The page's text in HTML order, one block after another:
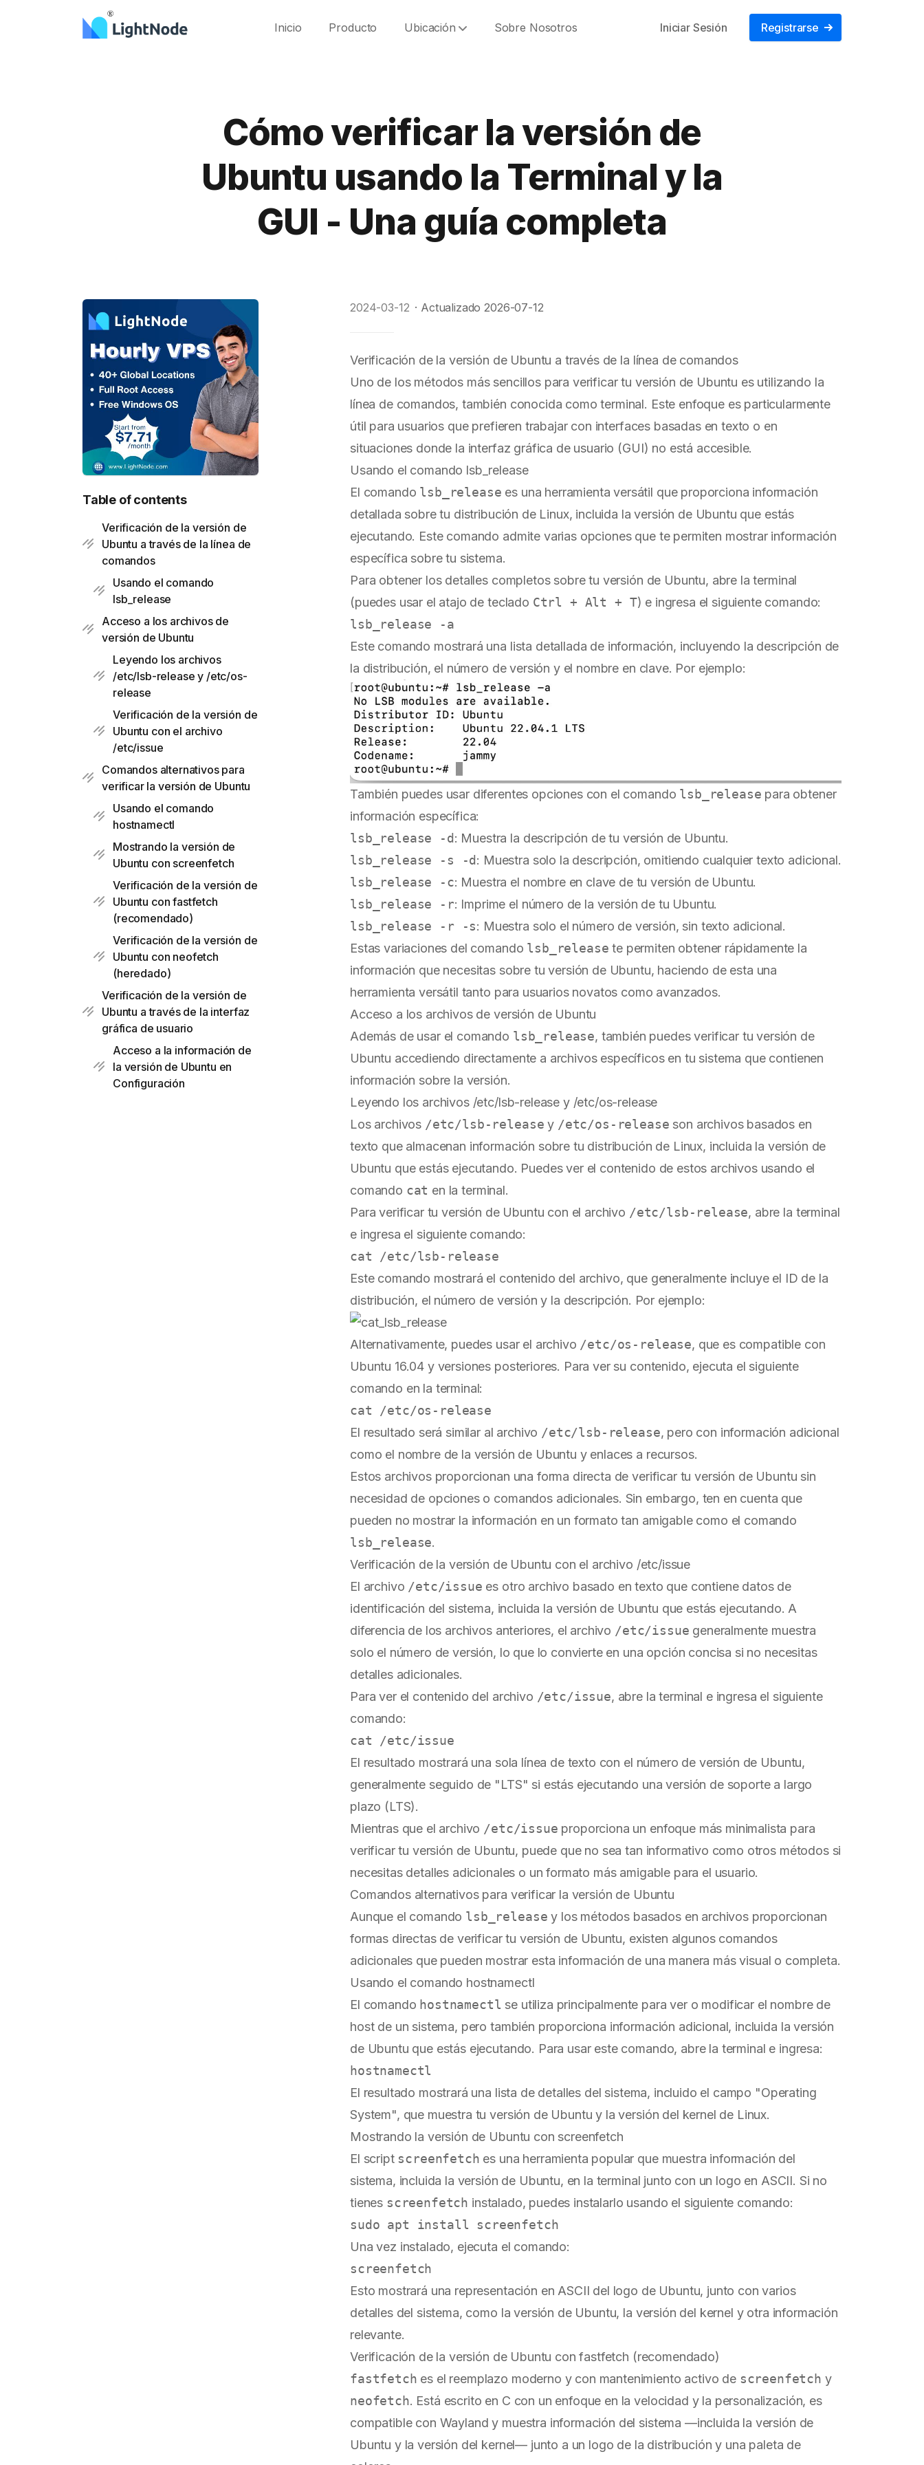
Inicio Producto Ubicación Sobre Nosotros Iniciar Sesión Registrarse
Cómo verificar la versión de
Ubuntu usando la Terminal y la
GUI - Una guía completa
Table of contents
Verificación de la versión de
Ubuntu a través de la línea de
comandos
Usando el comando
lsb_release
Acceso a los archivos de
versión de Ubuntu
Leyendo los archivos
/etc/lsb-release y /etc/os-
release
Verificación de la versión de
Ubuntu con el archivo
/etc/issue
Comandos alternativos para
verificar la versión de Ubuntu
Usando el comando
hostnamectl
Mostrando la versión de
Ubuntu con screenfetch
Verificación de la versión de
Ubuntu con fastfetch
(recomendado)
Verificación de la versión de
Ubuntu con neofetch
(heredado)
Verificación de la versión de
Ubuntu a través de la interfaz
gráfica de usuario
Acceso a la información de
la versión de Ubuntu en
Configuración
2024-03-12 · Actualizado 2026-07-12
Verificación de la versión de Ubuntu a través de la línea de comandos
Uno de los métodos más sencillos para verificar tu versión de Ubuntu es utilizando la
línea de comandos, también conocida como terminal. Este enfoque es particularmente
útil para usuarios que prefieren trabajar con interfaces basadas en texto o en
situaciones donde la interfaz gráfica de usuario (GUI) no está accesible.
Usando el comando lsb_release
El comando lsb_release es una herramienta versátil que proporciona información
detallada sobre tu distribución de Linux, incluida la versión de Ubuntu que estás
ejecutando. Este comando admite varias opciones que te permiten mostrar información
específica sobre tu sistema.
Para obtener los detalles completos sobre tu versión de Ubuntu, abre la terminal
(puedes usar el atajo de teclado Ctrl + Alt + T) e ingresa el siguiente comando:
Este comando mostrará una lista detallada de información, incluyendo la descripción de
la distribución, el número de versión y el nombre en clave. Por ejemplo:
También puedes usar diferentes opciones con el comando lsb_release para obtener
información específica:
lsb_release -d: Muestra la descripción de tu versión de Ubuntu.
lsb_release -s -d: Muestra solo la descripción, omitiendo cualquier texto adicional.
lsb_release -c: Muestra el nombre en clave de tu versión de Ubuntu.
lsb_release -r: Imprime el número de la versión de tu Ubuntu.
lsb_release -r -s: Muestra solo el número de versión, sin texto adicional.
Estas variaciones del comando lsb_release te permiten obtener rápidamente la
información que necesitas sobre tu versión de Ubuntu, haciendo de esta una
herramienta versátil tanto para usuarios novatos como avanzados.
Acceso a los archivos de versión de Ubuntu
Además de usar el comando lsb_release, también puedes verificar tu versión de
Ubuntu accediendo directamente a archivos específicos en tu sistema que contienen
información sobre la versión.
Leyendo los archivos /etc/lsb-release y /etc/os-release
Los archivos /etc/lsb-release y /etc/os-release son archivos basados en
texto que almacenan información sobre tu distribución de Linux, incluida la versión de
Ubuntu que estás ejecutando. Puedes ver el contenido de estos archivos usando el
comando cat en la terminal.
Para verificar tu versión de Ubuntu con el archivo /etc/lsb-release, abre la terminal
e ingresa el siguiente comando:
Este comando mostrará el contenido del archivo, que generalmente incluye el ID de la
distribución, el número de versión y la descripción. Por ejemplo:
Alternativamente, puedes usar el archivo /etc/os-release, que es compatible con
Ubuntu 16.04 y versiones posteriores. Para ver su contenido, ejecuta el siguiente
comando en la terminal:
El resultado será similar al archivo /etc/lsb-release, pero con información adicional
como el nombre de la versión de Ubuntu y enlaces a recursos.
Estos archivos proporcionan una forma directa de verificar tu versión de Ubuntu sin
necesidad de opciones o comandos adicionales. Sin embargo, ten en cuenta que
pueden no mostrar la información en un formato tan amigable como el comando
lsb_release.
Verificación de la versión de Ubuntu con el archivo /etc/issue
El archivo /etc/issue es otro archivo basado en texto que contiene datos de
identificación del sistema, incluida la versión de Ubuntu que estás ejecutando. A
diferencia de los archivos anteriores, el archivo /etc/issue generalmente muestra
solo el número de versión, lo que lo convierte en una opción concisa si no necesitas
detalles adicionales.
Para ver el contenido del archivo /etc/issue, abre la terminal e ingresa el siguiente
comando:
El resultado mostrará una sola línea de texto con el número de versión de Ubuntu,
generalmente seguido de "LTS" si estás ejecutando una versión de soporte a largo
plazo (LTS).
Mientras que el archivo /etc/issue proporciona un enfoque más minimalista para
verificar tu versión de Ubuntu, puede que no sea tan informativo como otros métodos si
necesitas detalles adicionales o un formato más amigable para el usuario.
Comandos alternativos para verificar la versión de Ubuntu
Aunque el comando lsb_release y los métodos basados en archivos proporcionan
formas directas de verificar tu versión de Ubuntu, existen algunos comandos
adicionales que pueden mostrar esta información de una manera más visual o completa.
Usando el comando hostnamectl
El comando hostnamectl se utiliza principalmente para ver o modificar el nombre de
host de un sistema, pero también proporciona información adicional, incluida la versión
de Ubuntu que estás ejecutando. Para usar este comando, abre la terminal e ingresa:
El resultado mostrará una lista de detalles del sistema, incluido el campo "Operating
System", que muestra tu versión de Ubuntu y la versión del kernel de Linux.
Mostrando la versión de Ubuntu con screenfetch
El script screenfetch es una herramienta popular que muestra información del
sistema, incluida la versión de Ubuntu, en la terminal junto con un logo en ASCII. Si no
tienes screenfetch instalado, puedes instalarlo usando el siguiente comando:
Una vez instalado, ejecuta el comando:
Esto mostrará una representación en ASCII del logo de Ubuntu, junto con varios
detalles del sistema, como la versión de Ubuntu, la versión del kernel y otra información
relevante.
Verificación de la versión de Ubuntu con fastfetch (recomendado)
fastfetch es el reemplazo moderno y con mantenimiento activo de screenfetch y
neofetch. Está escrito en C con un enfoque en la velocidad y la personalización, es
compatible con Wayland y muestra información del sistema —incluida la versión de
Ubuntu y la versión del kernel— junto a un logo de la distribución y una paleta de